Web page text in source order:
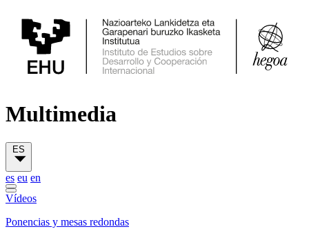
Multimedia
ES
es eu en
Vídeos
Ponencias y mesas redondas